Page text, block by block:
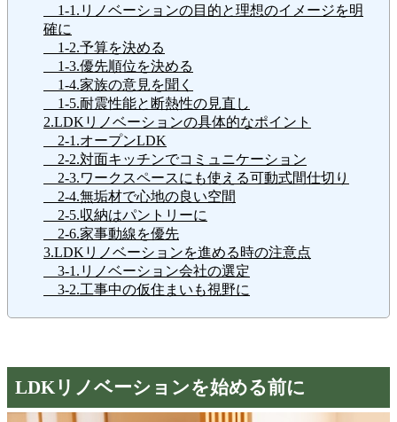
1-1.リノベーションの目的と理想のイメージを明
確に
1-2.予算を決める
1-3.優先順位を決める
1-4.家族の意見を聞く
1-5.耐震性能と断熱性の見直し
2.LDKリノベーションの具体的なポイント
2-1.オープンLDK
2-2.対面キッチンでコミュニケーション
2-3.ワークスペースにも使える可動式間仕切り
2-4.無垢材で心地の良い空間
2-5.収納はパントリーに
2-6.家事動線を優先
3.LDKリノベーションを進める時の注意点
3-1.リノベーション会社の選定
3-2.工事中の仮住まいも視野に
LDKリノベーションを始める前に